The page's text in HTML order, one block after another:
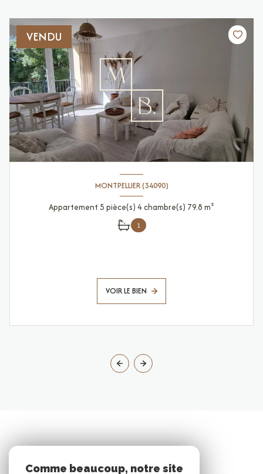
VENDU
MONTPELLIER (34090)
Appartement 5 pièce(s) 4 chambre(s) 79.8 m²
1
VOIR LE BIEN
Comme beaucoup, notre site